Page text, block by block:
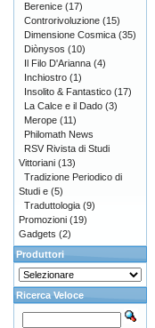
Berenice (17)
Controrivoluzione (15)
Dimensione Cosmica (35)
Diònysos (10)
Il Filo D'Arianna (4)
Inchiostro (1)
Insolito & Fantastico (17)
La Calce e il Dado (3)
Merope (11)
Philomath News
RSV Rivista di Studi
Vittoriani (13)
Tradizione Periodico di
Studi e (5)
Traduttologia (9)
Promozioni (19)
Gadgets (2)
Produttori
Ricerca Veloce